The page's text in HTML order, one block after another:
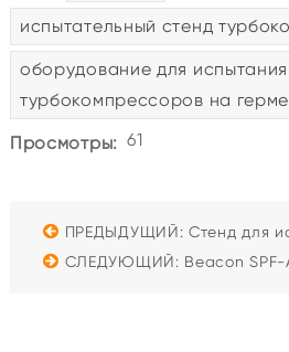
испытательный стенд
оборудование для испытания
турбокомпрессоров на
Просмотры: 61
ПРЕДЫДУЩИЙ: Стенд для испытания топливных
СЛЕДУЮЩИЙ: Beacon SPF-A дизельный топливный одноцилиндровый испытательный стенд